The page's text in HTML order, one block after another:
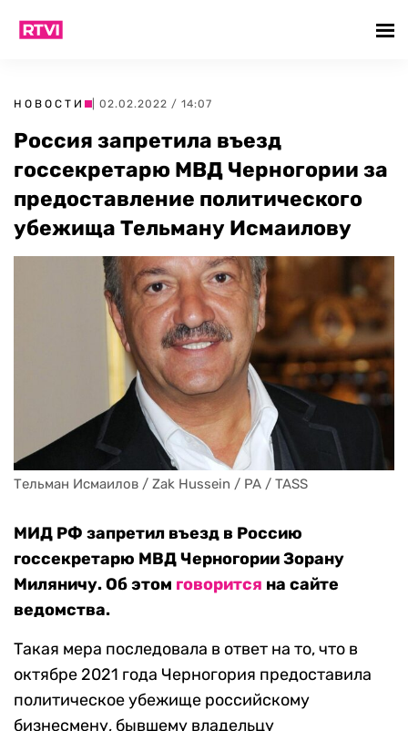
НОВОСТИ | 02.02.2022 / 14:07
Россия запретила въезд
госсекретарю МВД Черногории за
предоставление политического
убежища Тельману Исмаилову
Тельман Исмаилов / Zak Hussein / PA / TASS
МИД РФ запретил въезд в Россию
госсекретарю МВД Черногории Зорану
Миляничу. Об этом говорится на сайте
ведомства.
Такая мера последовала в ответ на то, что в
октябре 2021 года Черногория предоставила
политическое убежище российскому
бизнесмену, бывшему владельцу